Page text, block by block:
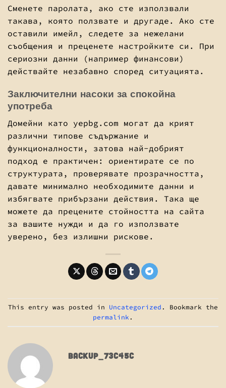
Сменете паролата, ако сте използвали
такава, която ползвате и другаде. Ако сте
оставили имейл, следете за нежелани
съобщения и преценете настройките си. При
сериозни данни (например финансови)
действайте незабавно според ситуацията.
Заключителни насоки за спокойна
употреба
Домейни като yepbg.com могат да крият
различни типове съдържание и
функционалности, затова най-добрият
подход е практичен: ориентирате се по
структурата, проверявате прозрачността,
давате минимално необходимите данни и
избягвате прибързани действия. Така ще
можете да прецените стойността на сайта
за вашите нужди и да го използвате
уверено, без излишни рискове.
This entry was posted in Uncategorized. Bookmark the
permalink.
BACKUP_73C45C